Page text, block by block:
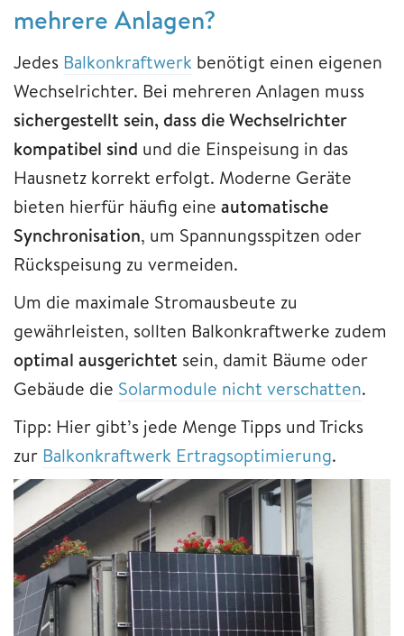
mehrere Anlagen?
Jedes Balkonkraftwerk benötigt einen eigenen
Wechselrichter. Bei mehreren Anlagen muss
sichergestellt sein, dass die Wechselrichter
kompatibel sind und die Einspeisung in das
Hausnetz korrekt erfolgt. Moderne Geräte
bieten hierfür häufig eine automatische
Synchronisation, um Spannungsspitzen oder
Rückspeisung zu vermeiden.
Um die maximale Stromausbeute zu
gewährleisten, sollten Balkonkraftwerke zudem
optimal ausgerichtet sein, damit Bäume oder
Gebäude die Solarmodule nicht verschatten.
Tipp: Hier gibt’s jede Menge Tipps und Tricks
zur Balkonkraftwerk Ertragsoptimierung.